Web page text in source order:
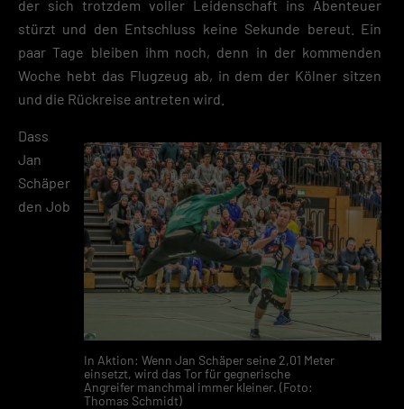
der sich trotzdem voller Leidenschaft ins Abenteuer
stürzt und den Entschluss keine Sekunde bereut. Ein
paar Tage bleiben ihm noch, denn in der kommenden
Woche hebt das Flugzeug ab, in dem der Kölner sitzen
und die Rückreise antreten wird.
In Aktion: Wenn Jan Schäper seine 2,01 Meter
einsetzt, wird das Tor für gegnerische
Angreifer manchmal immer kleiner. (Foto:
Thomas Schmidt)
Dass
Jan
Schäper
den Job